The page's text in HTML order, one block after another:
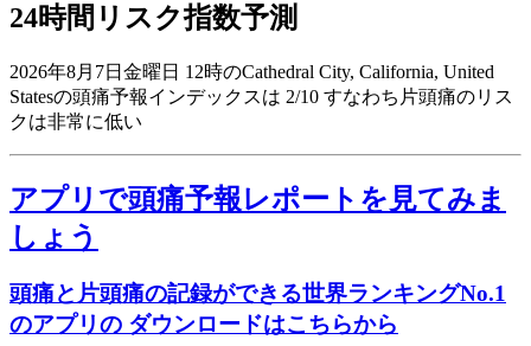
24時間リスク指数予測
2026年8月7日金曜日 12時のCathedral City, California, United
Statesの頭痛予報インデックスは 2/10 すなわち片頭痛のリス
クは非常に低い
アプリで頭痛予報レポートを見てみま
しょう
頭痛と片頭痛の記録ができる世界ランキングNo.1
のアプリの ダウンロードはこちらから